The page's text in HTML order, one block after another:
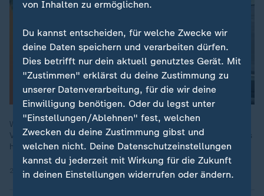
Wie stehen E-Autos 2025 wirklich da? Wir entlarven gängige
Vorurteile zu Ladezeit, Reichweite und Preis – und zeigen, was
heute technisch und finanziell möglich ist.
26.05.2025 | 3:03 min
von Inhalten zu ermöglichen.
Du kannst entscheiden, für welche Zwecke wir
deine Daten speichern und verarbeiten dürfen.
Dies betrifft nur dein aktuell genutztes Gerät. Mit
"Zustimmen" erklärst du deine Zustimmung zu
unserer Datenverarbeitung, für die wir deine
Einwilligung benötigen. Oder du legst unter
"Einstellungen/Ablehnen" fest, welchen
Zwecken du deine Zustimmung gibst und
welchen nicht. Deine Datenschutzeinstellungen
kannst du jederzeit mit Wirkung für die Zukunft
in deinen Einstellungen widerrufen oder ändern.